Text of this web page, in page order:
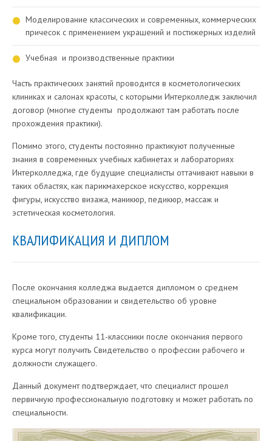
Моделирование классических и современных, коммерческих
причесок с применением украшений и постижерных изделий
Учебная и производственные практики
Часть практических занятий проводится в косметологических
клиниках и салонах красоты, с которыми Интерколледж заключил
договор (многие студенты продолжают там работать после
прохождения практики).
Помимо этого, студенты постоянно практикуют полученные
знания в современных учебных кабинетах и лабораториях
Интерколледжа, где будущие специалисты оттачивают навыки в
таких областях, как парикмахерское искусство, коррекция
фигуры, искусство визажа, маникюр, педикюр, массаж и
эстетическая косметология.
КВАЛИФИКАЦИЯ И ДИПЛОМ
После окончания колледжа выдается дипломом о среднем
специальном образовании и свидетельство об уровне
квалификации.
Кроме того, студенты 11-классники после окончания первого
курса могут получить Свидетельство о профессии рабочего и
должности служащего.
Данный документ подтверждает, что специалист прошел
первичную профессиональную подготовку и может работать по
специальности.